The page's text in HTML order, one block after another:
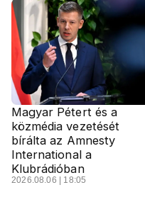
Magyar Pétert és a
közmédia vezetését
bírálta az Amnesty
International a
Klubrádióban
2026.08.06 | 18:05